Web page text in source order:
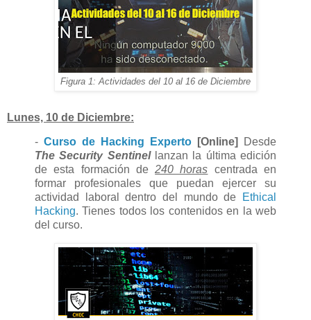
Figura 1: Actividades del 10 al 16 de Diciembre
Lunes, 10 de Diciembre:
- Curso de Hacking Experto [Online]
Desde
The Security Sentinellanzan la última edición
de esta formación de240 horas centrada en
formar profesionales que puedan ejercer su
actividad laboral dentro del mundo de
Ethical
Hacking. Tienes todos los contenidos en la web
del curso.